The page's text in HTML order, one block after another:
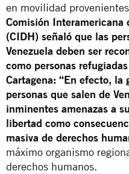
en movilidad
Comisión Interamericana
(CIDH) señaló que las
Venezuela deben ser
como personas
Cartagena: “En efecto, la
personas que salen de
inminentes amenazas a
libertad como
masiva de derechos
máximo organismo
derechos humanos.